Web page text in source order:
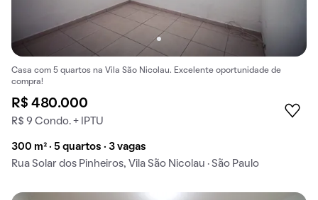
Casa com 5 quartos na Vila São Nicolau. Excelente oportunidade de
compra!
R$ 480.000
R$ 9 Condo. + IPTU
300 m² · 5 quartos · 3 vagas
Rua Solar dos Pinheiros, Vila São Nicolau · São Paulo